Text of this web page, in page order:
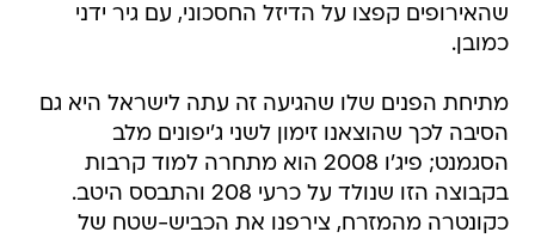
שהאירופים קפצו על הדיזל החסכוני, עם גיר ידני
כמובן.
מתיחת הפנים שלו שהגיעה זה עתה לישראל היא גם
הסיבה לכך שהוצאנו זימון לשני ג'יפונים מלב
הסגמנט; פיג'ו 2008 הוא מתחרה למוד קרבות
בקבוצה הזו שנולד על כרעי 208 והתבסס היטב.
כקונטרה מהמזרח, צירפנו את הכביש-שטח של